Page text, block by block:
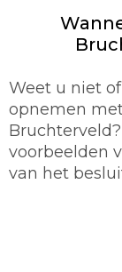
Weet u niet
opnemen
voorbeelden
van het